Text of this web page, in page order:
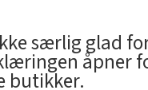
særlig glad
åpner
butikker.